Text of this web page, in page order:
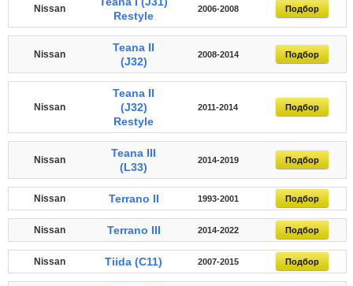
Nissan
Restyle
2006-2008 Подбор
Nissan
Teana II
(J32)
2008-2014 Подбор
Nissan
Teana II
(J32)
Restyle
2011-2014 Подбор
Nissan
Teana III
(L33)
2014-2019 Подбор
Nissan Terrano II 1993-2001 Подбор
Nissan Terrano III 2014-2022 Подбор
Nissan Tiida (C11) 2007-2015 Подбор